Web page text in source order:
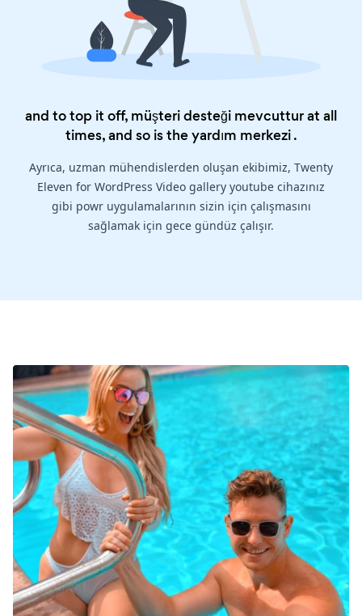
and to top it off, müşteri desteği mevcuttur at all
times, and so is theyardım merkezi.
Ayrıca, uzman mühendislerden oluşan ekibimiz, Twenty
Eleven for WordPress Video gallery youtube cihazınız
gibi powr uygulamalarının sizin için çalışmasını
sağlamak için gece gündüz çalışır.